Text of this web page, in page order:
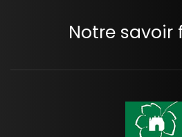
Notre savoir